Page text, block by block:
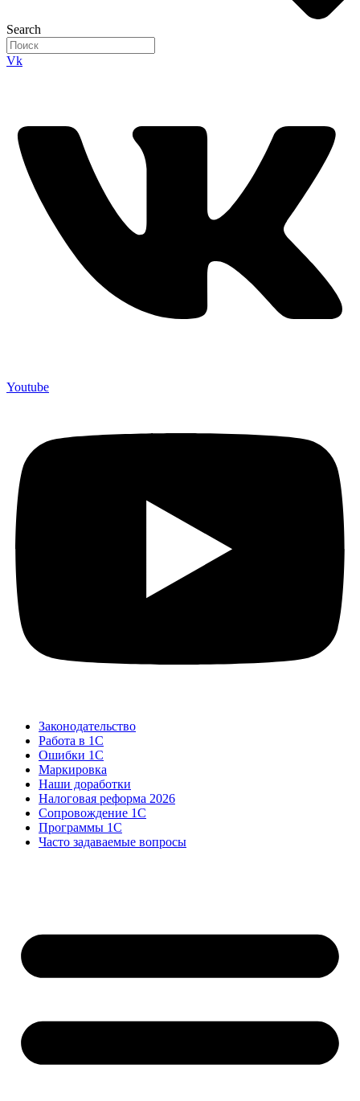
Search
Vk
Youtube
Законодательство
Работа в 1С
Ошибки 1С
Маркировка
Наши доработки
Налоговая реформа 2026
Сопровождение 1С
Программы 1С
Часто задаваемые вопросы